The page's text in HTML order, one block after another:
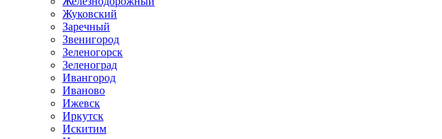
Жуковский
Заречный
Звенигород
Зеленогорск
Зеленоград
Ивангород
Иваново
Ижевск
Иркутск
Искитим